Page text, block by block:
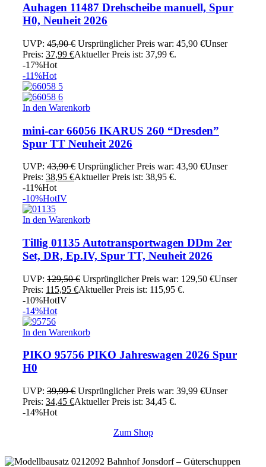
Auhagen 11487 Drehscheibe manuell, Spur
H0, Neuheit 2026
UVP: 45,90€ Ursprünglicher Preis war: 45,90 €Unser
Preis: 37,99 €Aktueller Preis ist: 37,99 €.
-17%Hot
-11%Hot
In den Warenkorb
mini-car 66056 IKARUS 260 “Dresden”
Spur TT Neuheit 2026
UVP: 43,90€ Ursprünglicher Preis war: 43,90 €Unser
Preis: 38,95 €Aktueller Preis ist: 38,95 €.
-11%Hot
-10%HotIV
In den Warenkorb
Tillig 01135 Autotransportwagen DDm 2er
Set, DR, Ep.IV, Spur TT, Neuheit 2026
UVP: 129,50€ Ursprünglicher Preis war: 129,50 €Unser
Preis: 115,95 €Aktueller Preis ist: 115,95 €.
-10%HotIV
-14%Hot
In den Warenkorb
PIKO 95756 PIKO Jahreswagen 2026 Spur
H0
UVP: 39,99€ Ursprünglicher Preis war: 39,99 €Unser
Preis: 34,45 €Aktueller Preis ist: 34,45 €.
-14%Hot
Zum Shop